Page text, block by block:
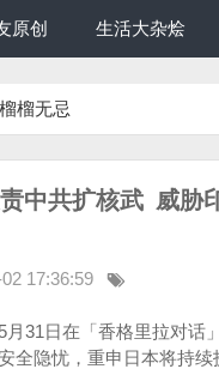
原创 生活大杂烩
榴榴无忌
中共扩核武 威胁
17:36:59
月31日在「香格里拉对
全隐忧，重申日本将持